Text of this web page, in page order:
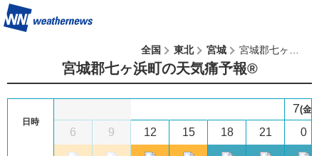
全国 東北 宮城 宮城郡七ヶ浜町
宮城郡七ヶ浜町の天気痛予報®︎
日時
6 9 12 15 18 21
7(金)
0